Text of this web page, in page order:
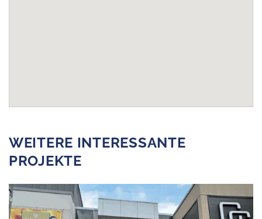
WEITERE INTERESSANTE
PROJEKTE